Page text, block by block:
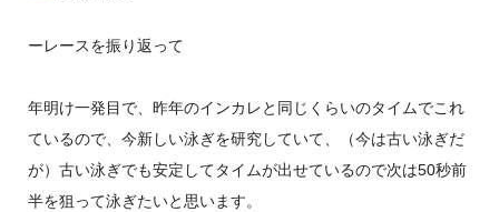
ーレースを振り返って
年明け一発目で、昨年のインカレと同じくらいのタイムでこれ
ているので、今新しい泳ぎを研究していて、（今は古い泳ぎだ
が）古い泳ぎでも安定してタイムが出せているので次は50秒前
半を狙って泳ぎたいと思います。